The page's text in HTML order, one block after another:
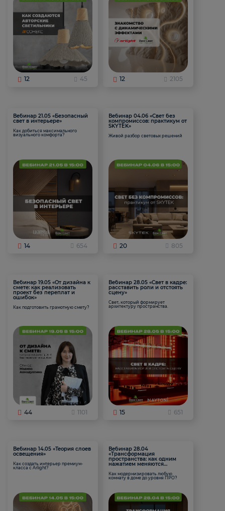
12 45 12 2105
Вебинар 21.05 «Безопасный
свет в интерьере»
Как добиться максимального
визуального комфорта?
14 654
Вебинар 04.06 «Свет без
компромиссов: практикум от
SKYTEK»
Живой разбор световых решений
20 805
Вебинар 19.05 «От дизайна к
смете: как реализовать
проект без переплат и
ошибок»
Как подготовить грамотную смету?
44 1101
Вебинар 28.05 «Свет в кадре:
расставить роли и отстоять
сцену»
Свет, который формирует
архитектуру пространства.
15 651
Вебинар 14.05 «Теория слоев
освещения»
Как создать интерьер премиум-
класса с Arlight?
Вебинар 28.04
«Трансформация
пространства: как одним
нажатием меняются
Как модернизировать любую
комнату в доме до уровня ПРО?